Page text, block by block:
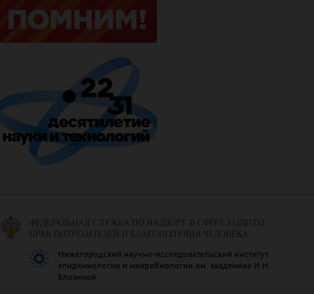
ФЕДЕРАЛЬНАЯ СЛУЖБА ПО НАДЗОРУ В СФЕРЕ ЗАЩИТЫ
ПРАВ ПОТРЕБИТЕЛЕЙ И БЛАГОПОЛУЧИЯ ЧЕЛОВЕКА
Нижегородский научно-исследовательский институт
эпидемиологии и микробиологии им. академика И.Н.
Блохиной